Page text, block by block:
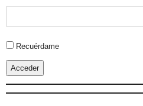
Alternative:
Recuérdame
Acceder